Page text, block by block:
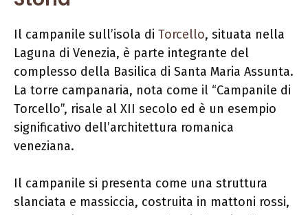
Il campanile sull’isola di Torcello, situata nella
Laguna di Venezia, è parte integrante del
complesso della Basilica di Santa Maria Assunta.
La torre campanaria, nota come il “Campanile di
Torcello”, risale al XII secolo ed è un esempio
significativo dell’architettura romanica
veneziana.
Il campanile si presenta come una struttura
slanciata e massiccia, costruita in mattoni rossi,